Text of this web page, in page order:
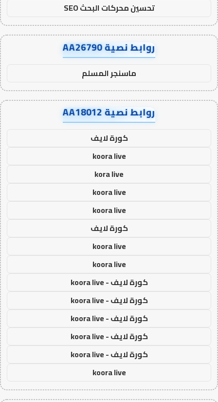
تحسين محركات البحث SEO
روابط نصية AA26790
ماسنجر المسلم
روابط نصية AA18012
كورة لايف
koora live
kora live
koora live
koora live
كورة لايف
koora live
koora live
كورة لايف - koora live
كورة لايف - koora live
كورة لايف - koora live
كورة لايف - koora live
كورة لايف - koora live
koora live